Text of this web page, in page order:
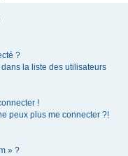
?
la liste des utilisateurs
!
peux plus me connecter ?!
» ?